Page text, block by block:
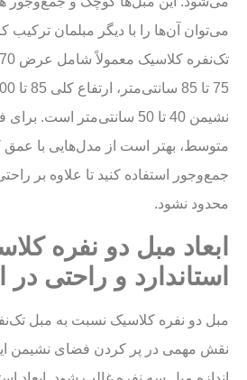
می‌توان آن‌ها را با دیگر مبلمان ترکیب
نشیمن 40 تا 50 سانتی‌متر است.
متوسط، بهتر است از مدل‌هایی با عمق
جمع‌وجور استفاده کنید تا علاوه بر
محدود نشود.
ابعاد مبل دو نفره
استاندارد و راحتی در
مبل دو نفره کلاسیک نسبت به مبل
نقش مهمی در پر کردن فضای نشیمن